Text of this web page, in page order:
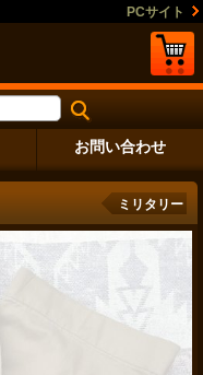
PCサイト
お問い合わせ
ミリタリー